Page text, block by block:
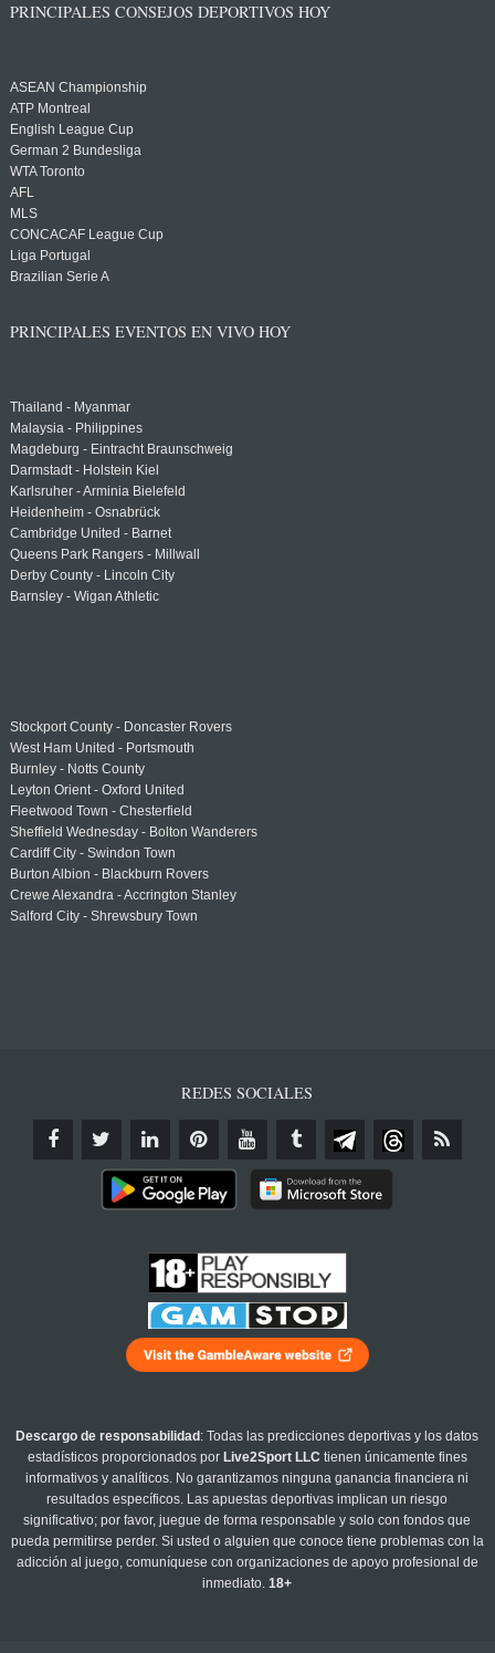
PRINCIPALES CONSEJOS DEPORTIVOS HOY
ASEAN Championship
ATP Montreal
English League Cup
German 2 Bundesliga
WTA Toronto
AFL
MLS
CONCACAF League Cup
Liga Portugal
Brazilian Serie A
PRINCIPALES EVENTOS EN VIVO HOY
Thailand - Myanmar
Malaysia - Philippines
Magdeburg - Eintracht Braunschweig
Darmstadt - Holstein Kiel
Karlsruher - Arminia Bielefeld
Heidenheim - Osnabrück
Cambridge United - Barnet
Queens Park Rangers - Millwall
Derby County - Lincoln City
Barnsley - Wigan Athletic
Stockport County - Doncaster Rovers
West Ham United - Portsmouth
Burnley - Notts County
Leyton Orient - Oxford United
Fleetwood Town - Chesterfield
Sheffield Wednesday - Bolton Wanderers
Cardiff City - Swindon Town
Burton Albion - Blackburn Rovers
Crewe Alexandra - Accrington Stanley
Salford City - Shrewsbury Town
REDES SOCIALES
Descargo de responsabilidad : Todas las predicciones deportivas y los datos
estadísticos proporcionados por Live2Sport LLC tienen únicamente fines
informativos y analíticos. No garantizamos ninguna ganancia financiera ni
resultados específicos. Las apuestas deportivas implican un riesgo
significativo; por favor, juegue de forma responsable y solo con fondos que
pueda permitirse perder. Si usted o alguien que conoce tiene problemas con la
adicción al juego, comuníquese con organizaciones de apoyo profesional de
inmediato.18+